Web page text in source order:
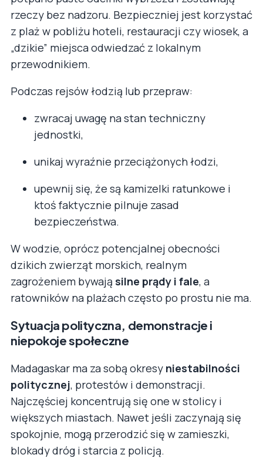
rzeczy bez nadzoru. Bezpieczniej jest korzystać
z plaż w pobliżu hoteli, restauracji czy wiosek, a
„dzikie” miejsca odwiedzać z lokalnym
przewodnikiem.
Podczas rejsów łodzią lub przepraw:
zwracaj uwagę na stan techniczny
jednostki,
unikaj wyraźnie przeciążonych łodzi,
upewnij się, że są kamizelki ratunkowe i
ktoś faktycznie pilnuje zasad
bezpieczeństwa.
W wodzie, oprócz potencjalnej obecności
dzikich zwierząt morskich, realnym
zagrożeniem bywają silne prądy i fale, a
ratowników na plażach często po prostu nie ma.
Sytuacja polityczna, demonstracje i
niepokoje społeczne
Madagaskar ma za sobą okresy niestabilności
politycznej, protestów i demonstracji.
Najczęściej koncentrują się one w stolicy i
większych miastach. Nawet jeśli zaczynają się
spokojnie, mogą przerodzić się w zamieszki,
blokady dróg i starcia z policją.